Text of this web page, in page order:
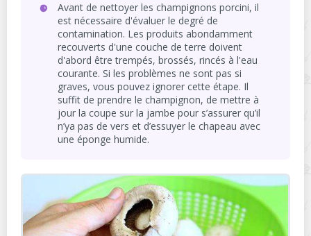
Avant de nettoyer les champignons porcini, il
est nécessaire d'évaluer le degré de
contamination. Les produits abondamment
recouverts d'une couche de terre doivent
d'abord être trempés, brossés, rincés à l'eau
courante. Si les problèmes ne sont pas si
graves, vous pouvez ignorer cette étape. Il
suffit de prendre le champignon, de mettre à
jour la coupe sur la jambe pour s’assurer qu’il
n’ya pas de vers et d’essuyer le chapeau avec
une éponge humide.